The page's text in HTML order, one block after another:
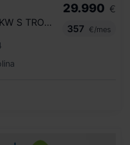
SEDAN S LINE 35 TFSI 110KW S TRONIC
29.990 €
357
€/mes